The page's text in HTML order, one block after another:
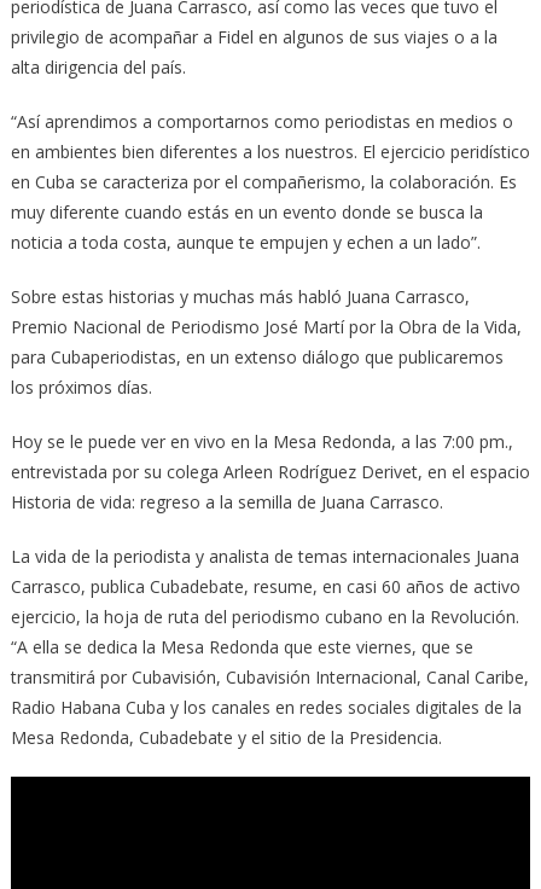
periodística de Juana Carrasco, así como las veces que tuvo el
privilegio de acompañar a Fidel en algunos de sus viajes o a la
alta dirigencia del país.
“Así aprendimos a comportarnos como periodistas en medios o
en ambientes bien diferentes a los nuestros. El ejercicio peridístico
en Cuba se caracteriza por el compañerismo, la colaboración. Es
muy diferente cuando estás en un evento donde se busca la
noticia a toda costa, aunque te empujen y echen a un lado”.
Sobre estas historias y muchas más habló Juana Carrasco,
Premio Nacional de Periodismo José Martí por la Obra de la Vida,
para Cubaperiodistas, en un extenso diálogo que publicaremos
los próximos días.
Hoy se le puede ver en vivo en la Mesa Redonda, a las 7:00 pm.,
entrevistada por su colega Arleen Rodríguez Derivet, en el espacio
Historia de vida: regreso a la semilla de Juana Carrasco.
La vida de la periodista y analista de temas internacionales Juana
Carrasco, publica Cubadebate, resume, en casi 60 años de activo
ejercicio, la hoja de ruta del periodismo cubano en la Revolución.
“A ella se dedica la Mesa Redonda que este viernes, que se
transmitirá por Cubavisión, Cubavisión Internacional, Canal Caribe,
Radio Habana Cuba y los canales en redes sociales digitales de la
Mesa Redonda, Cubadebate y el sitio de la Presidencia.